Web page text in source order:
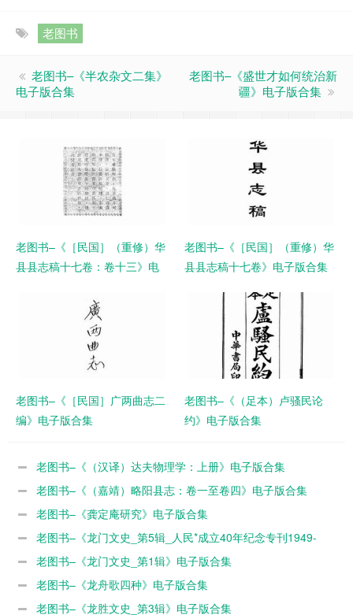
老图书
老图书–《半农杂文二集》
电子版合集
老图书–《盛世才如何统治新
疆》电子版合集
老图书–《［民国］（重修）华
县县志稿十七卷：卷十三》电
老图书–《［民国］（重修）华
县县志稿十七卷》电子版合集
老图书–《［民国］广两曲志二
编》电子版合集
老图书–《（足本）卢骚民论
约》电子版合集
老图书–《（汉译）达夫物理学：上册》电子版合集
老图书–《（嘉靖）略阳县志：卷一至卷四》电子版合集
老图书–《龚定庵研究》电子版合集
老图书–《龙门文史_第5辑_人民*成立40年纪念专刊1949-
1989》电子版合集
老图书–《龙门文史_第1辑》电子版合集
老图书–《龙舟歌四种》电子版合集
老图书–《龙胜文史_第3辑》电子版合集